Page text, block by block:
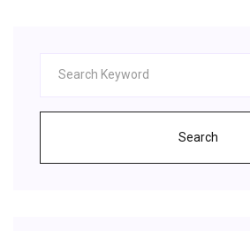
Search